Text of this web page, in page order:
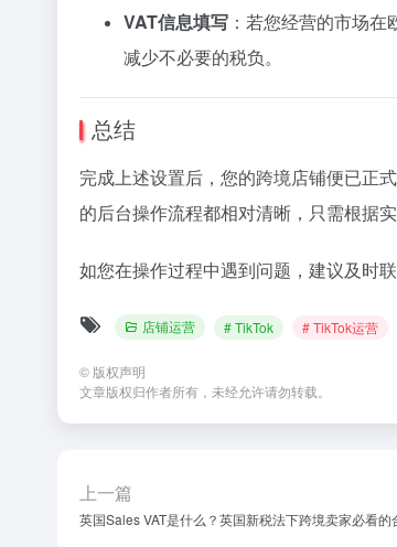
VAT信息填写 ： 若您经营的市场在
减少不必要的税负。
总结
完成上述设置后， 您的跨境店铺便已正式
的后台操作流程都相对清晰， 只需根据
如您在操作过程中遇到问题， 建议及时
店铺运营 # TikTok # TikTok运营
© 版权声明
文章版权归作者所有，未经允许请勿转载。
上一篇
英国Sales VAT是什么？英国新税法下跨境卖家必看的